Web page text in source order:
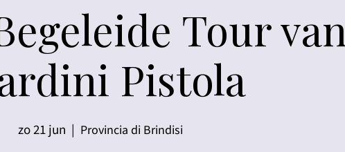
Tour van
Pistola
zo 21 jun
  |
Provincia di Brindisi